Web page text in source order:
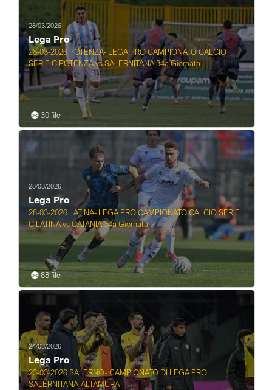
28/03/2026
Lega Pro
28-03-2026 POTENZA- LEGA PRO CAMPIONATO CALCIO
SERIE C POTENZA vs SALERNITANA 34a Giornata
30 file
28/03/2026
Lega Pro
28-03-2026 LATINA- LEGA PRO CAMPIONATO CALCIO SERIE
C LATINA vs CATANIA 34a Giornata
88 file
24/03/2026
Lega Pro
23-03-2026 SALERNO- CAMPIONATO DI LEGA PRO
SALERNITANA-ALTAMURA